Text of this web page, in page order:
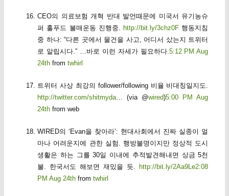
CEO의 의료보험 개혁 반대 발언때문에 미국서 유기농슈
퍼 홀푸드 불매운동 진행중. http://bit.ly/3chz0F 행동지침
중 하나: “다른 곳에서 물건을 사고, 어디서 샀는지 트위터
로 알립시다.” …바로 이런 자세가 필요하다.5:12 PM Aug
24th fromtwhirl
트위터 사상 최강의 follower/following 비율 비대칭일지도.
http://twitter.com/shitmyda… (via @wired)5:00 PM Aug
24th from web
WIRED의 ‘Evan을 찾아라’: 현대사회에서 진짜 실종이 얼
마나 어려운지에 관한 실험. 행방불명이지만 정상적 도시
생활은 하는 그를 30일 이내에 추적발견해내면 상금 5천
불. 한국서도 해보면 재밌을 듯.
http://bit.ly/2Aa9Le2:08
PM Aug 24th fromtwhirl